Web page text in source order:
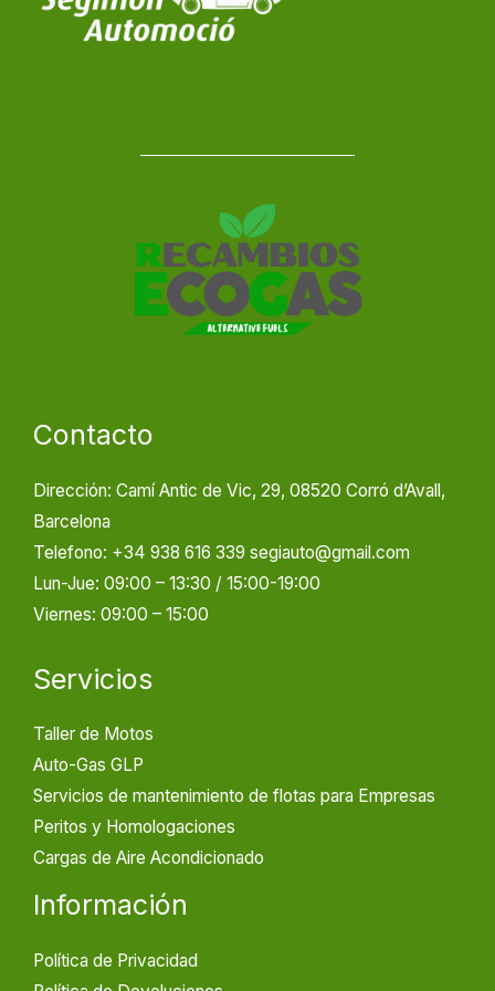
Contacto
Dirección: Camí Antic de Vic, 29, 08520 Corró d’Avall,
Barcelona
Telefono: +34 938 616 339 segiauto@gmail.com
Lun-Jue: 09:00 – 13:30 / 15:00-19:00
Viernes: 09:00 – 15:00
Servicios
Taller de Motos
Auto-Gas GLP
Servicios de mantenimiento de flotas para Empresas
Peritos y Homologaciones
Cargas de Aire Acondicionado
Información
Política de Privacidad